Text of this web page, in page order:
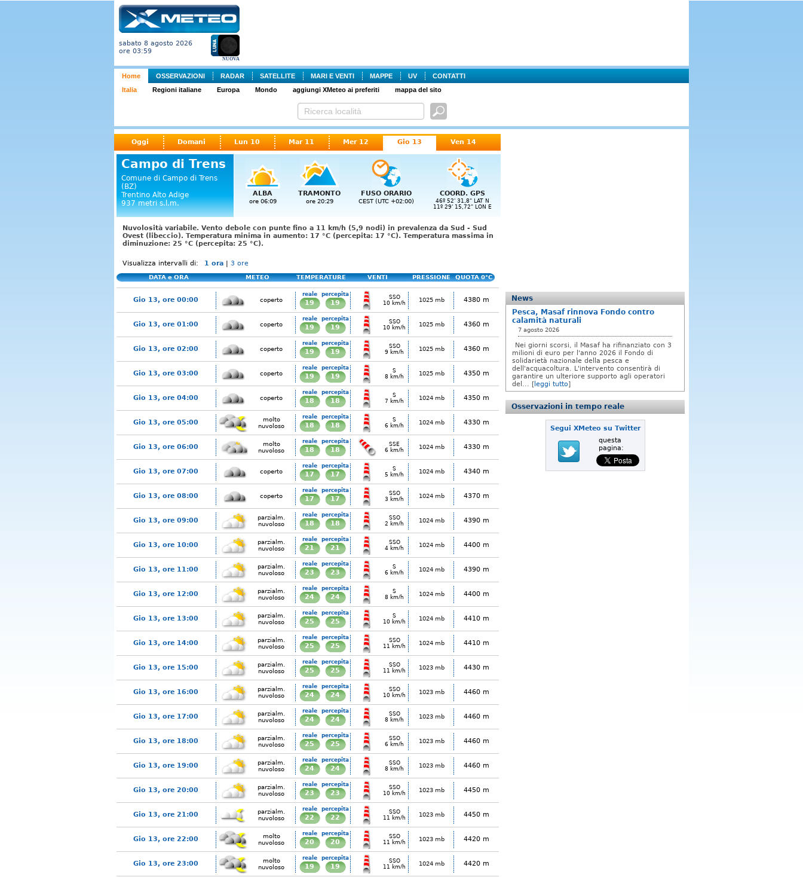
sabato 8 agosto 2026
ore 03:59
NUOVA
Home OSSERVAZIONI RADAR SATELLITE MARI E VENTI MAPPE UV
CONTATTI
Italia
Regioni italiane Europa Mondo aggiungi XMeteo ai preferiti mappa del sito
Oggi Domani Lun 10 Mar 11 Mer 12 Gio 13 Ven 14
Campo di Trens
Comune di Campo di Trens
(BZ)
Trentino Alto Adige
937 metri s.l.m.
ALBA
ore 06:09
TRAMONTO
ore 20:29
FUSO ORARIO
CEST (UTC +02:00)
COORD. GPS
46º 52' 31,8" LAT N
11º 29' 15,72" LON E
Nuvolosità variabile. Vento debole con punte fino a 11 km/h (5,9 nodi) in prevalenza da Sud - Sud
Ovest (libeccio). Temperatura minima in aumento: 17 °C (percepita: 17 °C). Temperatura massima in
diminuzione: 25 °C (percepita: 25 °C).
Visualizza intervalli di: 1 ora | 3 ore
DATA e ORA METEO TEMPERATURE VENTI PRESSIONE QUOTA 0°C
Gio 13, ore 00:00 coperto
reale
19
percepita
19
SSO
10 km/h
1025 mb 4380 m
Gio 13, ore 01:00 coperto
reale
19
percepita
19
SSO
10 km/h
1025 mb 4360 m
Gio 13, ore 02:00 coperto
reale
19
percepita
19
SSO
9 km/h
1025 mb 4360 m
Gio 13, ore 03:00 coperto
reale
19
percepita
19
S
8 km/h
1025 mb 4350 m
Gio 13, ore 04:00 coperto
reale
18
percepita
18
S
7 km/h
1024 mb 4350 m
Gio 13, ore 05:00
molto
nuvoloso
reale
18
percepita
18
S
6 km/h
1024 mb 4330 m
Gio 13, ore 06:00
molto
nuvoloso
reale
18
percepita
18
SSE
6 km/h
1024 mb 4330 m
Gio 13, ore 07:00 coperto
reale
17
percepita
17
S
5 km/h
1024 mb 4340 m
Gio 13, ore 08:00 coperto
reale
17
percepita
17
SSO
3 km/h
1024 mb 4370 m
Gio 13, ore 09:00
parzialm.
nuvoloso
reale
18
percepita
18
SSO
2 km/h
1024 mb 4390 m
Gio 13, ore 10:00
parzialm.
nuvoloso
reale
21
percepita
21
SSO
4 km/h
1024 mb 4400 m
Gio 13, ore 11:00
parzialm.
nuvoloso
reale
23
percepita
23
S
6 km/h
1024 mb 4390 m
Gio 13, ore 12:00
parzialm.
nuvoloso
reale
24
percepita
24
S
8 km/h
1024 mb 4400 m
Gio 13, ore 13:00
parzialm.
nuvoloso
reale
25
percepita
25
S
10 km/h
1024 mb 4410 m
Gio 13, ore 14:00
parzialm.
nuvoloso
reale
25
percepita
25
SSO
11 km/h
1024 mb 4410 m
Gio 13, ore 15:00
parzialm.
nuvoloso
reale
25
percepita
25
SSO
11 km/h
1023 mb 4430 m
Gio 13, ore 16:00
parzialm.
nuvoloso
reale
24
percepita
24
SSO
10 km/h
1023 mb 4460 m
Gio 13, ore 17:00
parzialm.
nuvoloso
reale
24
percepita
24
SSO
8 km/h
1023 mb 4460 m
Gio 13, ore 18:00
parzialm.
nuvoloso
reale
25
percepita
25
SSO
6 km/h
1023 mb 4460 m
Gio 13, ore 19:00
parzialm.
nuvoloso
reale
24
percepita
24
SSO
8 km/h
1023 mb 4460 m
Gio 13, ore 20:00
parzialm.
nuvoloso
reale
23
percepita
23
SSO
10 km/h
1023 mb 4450 m
Gio 13, ore 21:00
parzialm.
nuvoloso
reale
22
percepita
22
SSO
11 km/h
1023 mb 4450 m
Gio 13, ore 22:00
molto
nuvoloso
reale
20
percepita
20
SSO
11 km/h
1023 mb 4420 m
Gio 13, ore 23:00
molto
nuvoloso
reale
19
percepita
19
SSO
11 km/h
1024 mb 4420 m
News
Pesca, Masaf rinnova Fondo contro
calamità naturali
7 agosto 2026
Nei giorni scorsi, il Masaf ha rifinanziato con 3
milioni di euro per l'anno 2026 il Fondo di
solidarietà nazionale della pesca e
dell'acquacoltura. L'intervento consentirà di
garantire un ulteriore supporto agli operatori
del... [ leggi tutto]
Osservazioni in tempo reale
Segui XMeteo su Twitter
questa
pagina: